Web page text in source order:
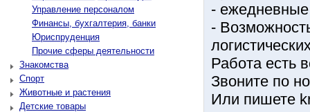
Управление персоналом
Финансы, бухгалтерия, банки
Юриспруденция
Прочие сферы деятельности
Знакомства
Спорт
Животные и растения
Детские товары
- ежедневные
-
Работа есть
Звоните по
Или пишете